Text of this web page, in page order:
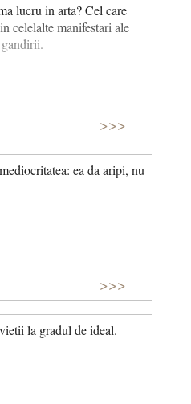
lucru in arta? Cel care
celelalte manifestari ale
>>>
ea da aripi, nu
>>>
la gradul de ideal.